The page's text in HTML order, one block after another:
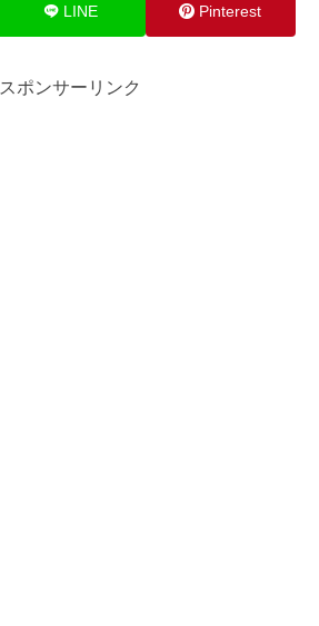
LINE Pinterest
スポンサーリンク